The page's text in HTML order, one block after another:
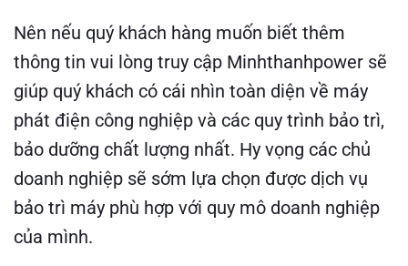
Nên nếu quý khách hàng muốn biết thêm
thông tin vui lòng truy cập Minhthanhpower sẽ
giúp quý khách có cái nhìn toàn diện về máy
phát điện công nghiệp và các quy trình bảo trì,
bảo dưỡng chất lượng nhất. Hy vọng các chủ
doanh nghiệp sẽ sớm lựa chọn được dịch vụ
bảo trì máy phù hợp với quy mô doanh nghiệp
của mình.